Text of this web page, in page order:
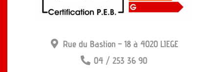
Rue du Bastion – 18 à 4020 LIEGE
04 / 253 36 90